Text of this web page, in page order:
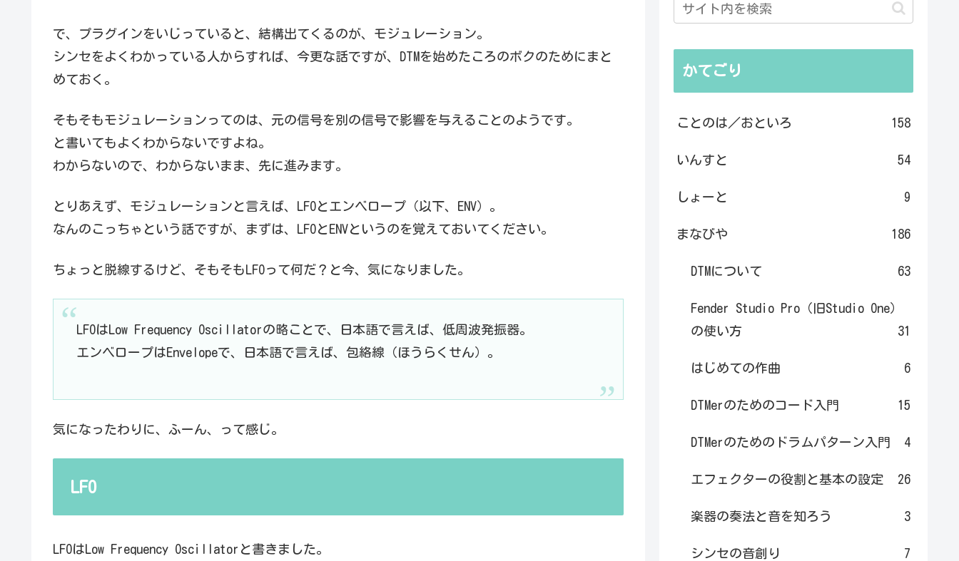
で、プラグインをいじっていると、結構出てくるのが、モジュレーション。
シンセをよくわかっている人からすれば、今更な話ですが、DTMを始めたころのボクのためにまと
めておく。
そもそもモジュレーションってのは、元の信号を別の信号で影響を与えることのようです。
と書いてもよくわからないですよね。
わからないので、わからないまま、先に進みます。
とりあえず、モジュレーションと言えば、LFOとエンベロープ（以下、ENV）。
なんのこっちゃという話ですが、まずは、LFOとENVというのを覚えておいてください。
ちょっと脱線するけど、そもそもLFOって何だ？と今、気になりました。
LFOはLow Frequency Oscillatorの略ことで、日本語で言えば、低周波発振器。
エンベロープはEnvelopeで、日本語で言えば、包絡線（ほうらくせん）。
気になったわりに、ふーん、って感じ。
LFO
LFOはLow Frequency Oscillatorと書きました。
かてごり
ことのは／おといろ 158
いんすと 54
しょーと 9
まなびや 186
DTMについて 63
Fender Studio Pro（旧Studio One）
の使い方
31
はじめての作曲 6
DTMerのためのコード入門 15
DTMerのためのドラムパターン入門 4
エフェクターの役割と基本の設定 26
楽器の奏法と音を知ろう 3
シンセの音創り 7